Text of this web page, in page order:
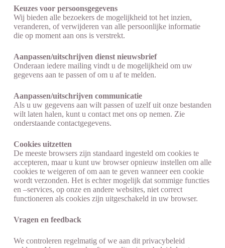
Keuzes voor persoonsgegevens
Wij bieden alle bezoekers de mogelijkheid tot het inzien,
veranderen, of verwijderen van alle persoonlijke informatie
die op moment aan ons is verstrekt.
Aanpassen/uitschrijven dienst nieuwsbrief
Onderaan iedere mailing vindt u de mogelijkheid om uw
gegevens aan te passen of om u af te melden.
Aanpassen/uitschrijven communicatie
Als u uw gegevens aan wilt passen of uzelf uit onze bestanden
wilt laten halen, kunt u contact met ons op nemen. Zie
onderstaande contactgegevens.
Cookies uitzetten
De meeste browsers zijn standaard ingesteld om cookies te
accepteren, maar u kunt uw browser opnieuw instellen om alle
cookies te weigeren of om aan te geven wanneer een cookie
wordt verzonden. Het is echter mogelijk dat sommige functies
en –services, op onze en andere websites, niet correct
functioneren als cookies zijn uitgeschakeld in uw browser.
Vragen en feedback
We controleren regelmatig of we aan dit privacybeleid